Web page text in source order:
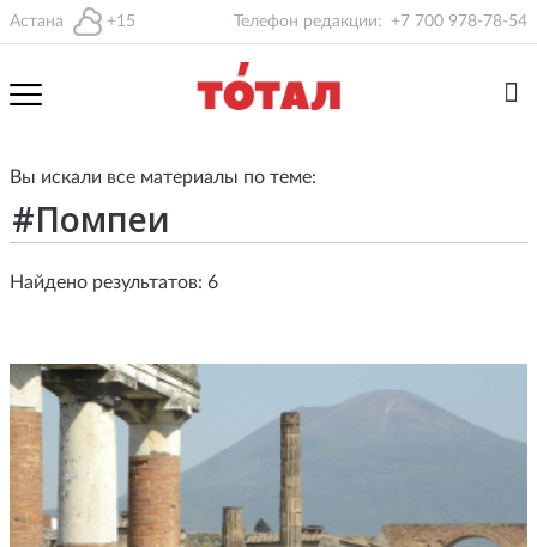
Астана +15 Телефон редакции: +7 700 978-78-54
Вы искали все материалы по теме:
Найдено результатов: 6